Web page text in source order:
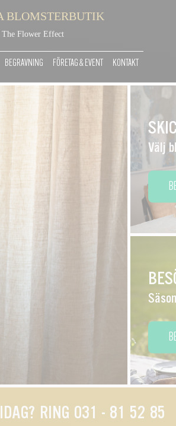
BLOMSTERBUTIK
The Flower Effect
BEGRAVNING FÖRETAG & EVENT KONTAKT
Välj
RING 031 - 81 52 85